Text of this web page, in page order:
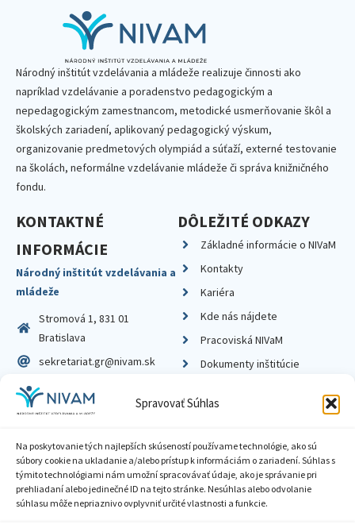
Spravovať Súhlas
Na poskytovanie tých najlepších skúseností používame technológie, ako sú
súbory cookie na ukladanie a/alebo prístup k informáciám o zariadení. Súhlas s
týmito technológiami nám umožní spracovávať údaje, ako je správanie pri
prehliadaní alebo jedinečné ID na tejto stránke. Nesúhlas alebo odvolanie
súhlasu môže nepriaznivo ovplyvniť určité vlastnosti a funkcie.
Národný inštitút vzdelávania a mládeže realizuje činnosti ako
napríklad vzdelávanie a poradenstvo pedagogickým a
nepedagogickým zamestnancom, metodické usmerňovanie škôl a
školských zariadení, aplikovaný pedagogický výskum,
organizovanie predmetových olympiád a súťaží, externé testovanie
na školách, neformálne vzdelávanie mládeže či správa knižničného
fondu.
KONTAKTNÉ
INFORMÁCIE
Národný inštitút vzdelávania a
mládeže
Stromová 1, 831 01
Bratislava
sekretariat.gr@nivam.sk
IČO: 00164348
DIČ: 2020798714
DÔLEŽITÉ ODKAZY
Základné informácie o NIVaM
Kontakty
Kariéra
Kde nás nájdete
Pracoviská NIVaM
Dokumenty inštitúcie
Zásady ochrany súkromia